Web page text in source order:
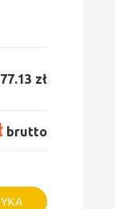
zł
brutto
Alternative: